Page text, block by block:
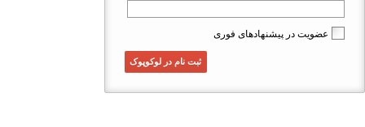
عضویت در پیشنهادهای فوری
ثبت نام در لوکوپوک